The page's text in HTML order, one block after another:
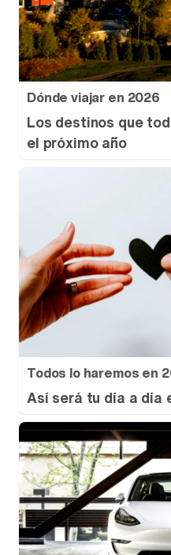
Dónde viajar en 2026
Los destinos que
el próximo año
Todos lo haremos en
Así será tu día a día